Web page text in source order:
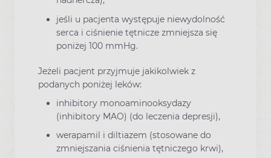
jeśli u pacjenta występuje niewydolność
serca i ciśnienie tętnicze zmniejsza się
poniżej 100 mmHg.
Jeżeli pacjent przyjmuje jakikolwiek z
podanych poniżej leków:
inhibitory monoaminooksydazy
(inhibitory MAO) (do leczenia depresji),
werapamil i diltiazem (stosowane do
zmniejszania ciśnienia tętniczego krwi),